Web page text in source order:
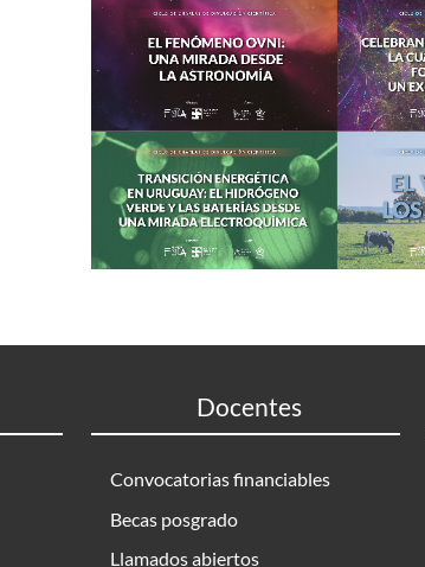
Docentes
Convocatorias financiables
Becas posgrado
Llamados abiertos